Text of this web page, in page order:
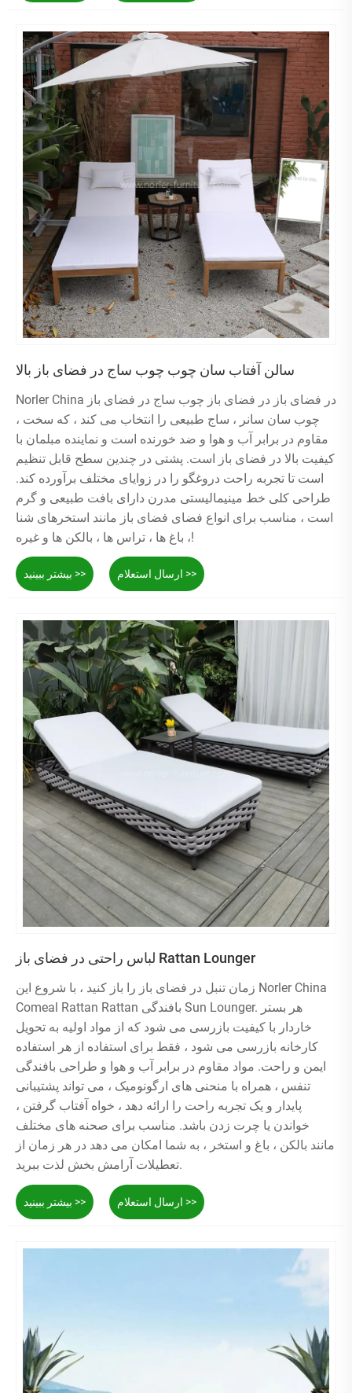
سالن آفتاب سان چوب چوب ساج در فضای باز بالا
Norler China در فضای باز در فضای باز چوب ساج در فضای باز
چوب سان سانر ، ساج طبیعی را انتخاب می کند ، که سخت ،
مقاوم در برابر آب و هوا و ضد خورنده است و نماینده مبلمان با
کیفیت بالا در فضای باز است. پشتی در چندین سطح قابل تنظیم
است تا تجربه راحت دروغگو را در زوایای مختلف برآورده کند.
طراحی کلی خط مینیمالیستی مدرن دارای بافت طبیعی و گرم
است ، مناسب برای انواع فضای فضای باز مانند استخرهای شنا
، باغ ها ، تراس ها ، بالکن ها و غیره!
بیشتر ببینید >> ارسال استعلام >>
لباس راحتی در فضای باز Rattan Lounger
زمان تنبل در فضای باز را باز کنید ، با شروع این Norler China
Comeal Rattan Rattan بافندگی Sun Lounger. هر بستر
خاردار با کیفیت بازرسی می شود که از مواد اولیه به تحویل
کارخانه بازرسی می شود ، فقط برای استفاده از هر استفاده
ایمن و راحت. مواد مقاوم در برابر آب و هوا و طراحی بافندگی
تنفس ، همراه با منحنی های ارگونومیک ، می تواند پشتیبانی
پایدار و یک تجربه راحت را ارائه دهد ، خواه آفتاب گرفتن ،
خواندن یا چرت زدن باشد. مناسب برای صحنه های مختلف
مانند بالکن ، باغ و استخر ، به شما امکان می دهد در هر زمان از
تعطیلات آرامش بخش لذت ببرید.
بیشتر ببینید >> ارسال استعلام >>